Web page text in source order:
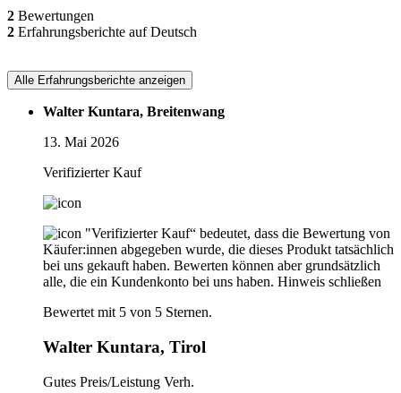
2 Bewertungen
2 Erfahrungsberichte auf Deutsch
Alle Erfahrungsberichte anzeigen
Walter Kuntara, Breitenwang
13. Mai 2026
Verifizierter Kauf
"Verifizierter Kauf“ bedeutet, dass die Bewertung von
Käufer:innen abgegeben wurde, die dieses Produkt tatsächlich
bei uns gekauft haben. Bewerten können aber grundsätzlich
alle, die ein Kundenkonto bei uns haben. Hinweis schließen
Bewertet mit 5 von 5 Sternen.
Walter Kuntara, Tirol
Gutes Preis/Leistung Verh.